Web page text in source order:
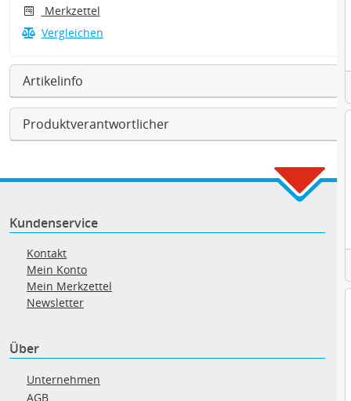
Merkzettel
Vergleichen
Artikelinfo
Produktverantwortlicher
Kundenservice
Kontakt
Mein Konto
Mein Merkzettel
Newsletter
Über
Unternehmen
AGB